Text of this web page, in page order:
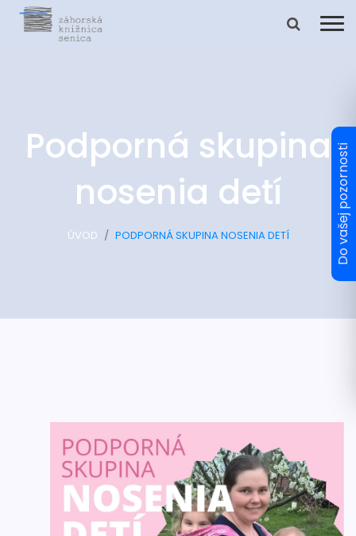
Podporná skupina
nosenia detí
ÚVOD PODPORNÁ SKUPINA NOSENIA DETÍ